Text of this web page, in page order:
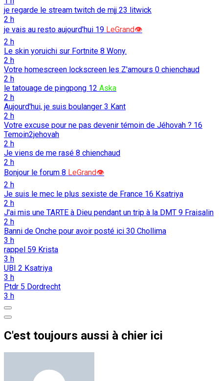
je regarde le stream twitch de mjj 23 litwick
2 h
je vais au resto aujourd'hui 19 LeGrand👁️
2 h
Le skin yoruichi sur Fortnite 8 Wony.
2 h
Votre homescreen lockscreen les Z'amours 0 chienchaud
2 h
le tatouage de pingpong 12 Aska
2 h
Aujourd'hui, je suis boulanger 3 Kant
2 h
Votre excuse pour ne pas devenir témoin de Jéhovah ? 16
Temoin2jehovah
2 h
Je viens de me rasé 8 chienchaud
2 h
Bonjour le forum 8 LeGrand👁️
2 h
Je suis le mec le plus sexiste de France 16 Ksatriya
2 h
J'ai mis une TARTE à Dieu pendant un trip à la DMT 9 Fraisalin
2 h
Banni de Onche pour avoir posté ici 30 Chollima
3 h
rappel 59 Krista
3 h
UBI 2 Ksatriya
3 h
Ptdr 5 Dordrecht
3 h
C'est toujours aussi à chier ici